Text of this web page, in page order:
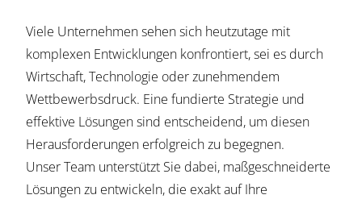
Viele Unternehmen sehen sich heutzutage mit
komplexen Entwicklungen konfrontiert, sei es durch
Wirtschaft, Technologie oder zunehmendem
Wettbewerbsdruck. Eine fundierte Strategie und
effektive Lösungen sind entscheidend, um diesen
Herausforderungen erfolgreich zu begegnen.
Unser Team unterstützt Sie dabei, maßgeschneiderte
Lösungen zu entwickeln, die exakt auf Ihre